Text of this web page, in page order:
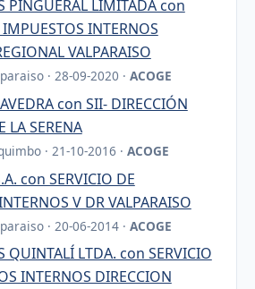
PINGUERAL LIMITADA con
INTERNOS
VALPARAISO
· 28-09-2020 · ACOGE
con SII- DIRECCIÓN
LA SERENA
· 21-10-2016 · ACOGE
con SERVICIO DE
V DR VALPARAISO
· 20-06-2014 · ACOGE
QUINTALÍ LTDA. con SERVICIO
INTERNOS DIRECCION